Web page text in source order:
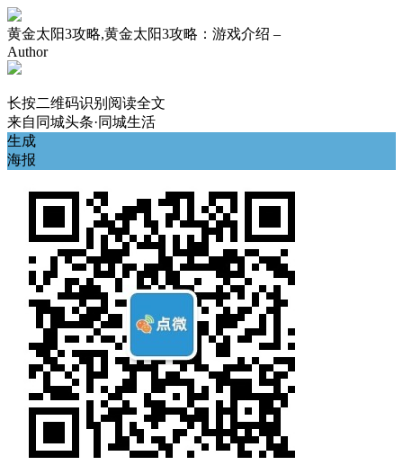
黄金太阳3攻略,黄金太阳3攻略：游戏介绍 –
Author
长按二维码识别阅读全文
来自 同城头条·同城生活
生成
海报